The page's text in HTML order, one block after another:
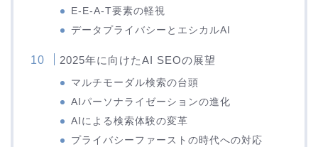
E-E-A-T要素の軽視
データプライバシーとエシカルAI
2025年に向けたAI SEOの展望
マルチモーダル検索の台頭
AIパーソナライゼーションの進化
AIによる検索体験の変革
プライバシーファーストの時代への対応